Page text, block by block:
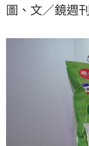
紅色和黃色的乖
圖、文／鏡週